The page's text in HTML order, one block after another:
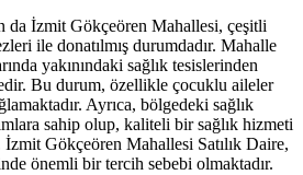
da İzmit Gökçeören Mahallesi, çeşitli
ile donatılmış durumdadır. Mahalle
yakınındaki sağlık tesislerinden
Bu durum, özellikle çocuklu aileler
Ayrıca, bölgedeki sağlık
sahip olup, kaliteli bir sağlık hizmeti
İzmit Gökçeören Mahallesi Satılık Daire,
önemli bir tercih sebebi olmaktadır.